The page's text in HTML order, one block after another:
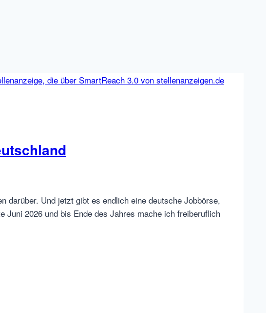
Und jetzt gibt es endlich eine deutsche Jobbörse,
2026 und bis Ende des Jahres mache ich freiberuflich